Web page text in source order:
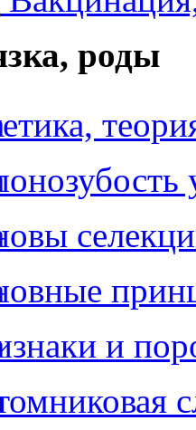
роды
и